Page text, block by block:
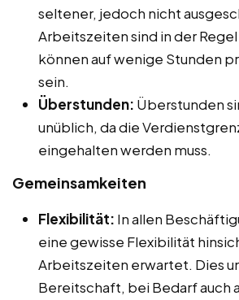
seltener, jedoch nicht
Arbeitszeiten sind in der
können auf wenige Stunden
sein.
Überstunden: Überstunden
unüblich, da die
eingehalten werden muss.
Gemeinsamkeiten
Flexibilität: In allen
eine gewisse Flexibilität
Arbeitszeiten erwartet. Dies
Bereitschaft, bei Bedarf auch